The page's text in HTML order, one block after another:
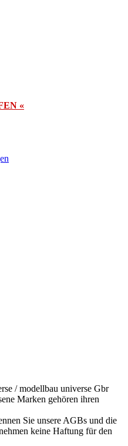
«
/ modellbau universe Gbr
Marken gehören ihren
Sie unsere AGBs und die
keine Haftung für den